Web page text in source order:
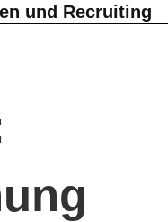
und Recruiting